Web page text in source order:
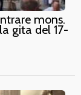
mons.
gita del 17-